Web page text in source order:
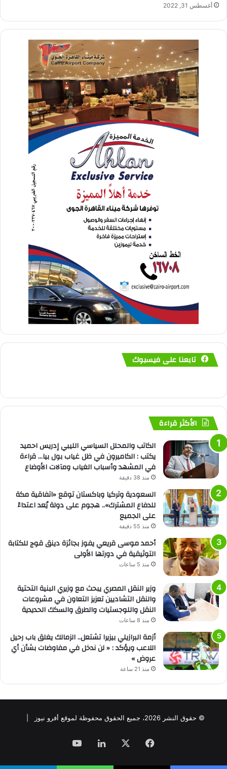
أغسطس 31, 2022
تابعنا على فيسبوك
الأكثر قراءة
الكاتب والمحلل السياسي الليبي إدريس احميد
يكتب : الكاميرون في ظل غياب بول بيا… قراءة
في المشهد وأسباب الغياب ومآلات الأوضاع
منذ 38 دقيقة
السعودية وتركيا وباكستان توقع «اتفاقية مكة
للدفاع المشترك».. هجوم على دولة يُعد اعتداءً
على الجميع
منذ 55 دقيقة
أحمد موسى قريعي يفوز بجائزة دينق قوج للكتابة
التوثيقية في دورتها الأولى
منذ 5 ساعات
وزير النقل المصري يبحث مع وزيري البنية التحتية
والنقل التشاديين تعزيز التعاون في مشروعات
النقل واللوجستيات والطرق والسكك الحديدية
منذ 8 ساعات
أزمة البرازيلي بيزيرا تشتعل.. الزمالك يغلق باب رحيل
اللاعب ويؤكد : « لن ندخل في مفاوضات بشأن أي
عروض »
منذ 21 ساعة
© حقوق النشر 2026، جميع الحقوق محفوظة لموقع أفرو نيوز |
فيسبوك لينكدإن